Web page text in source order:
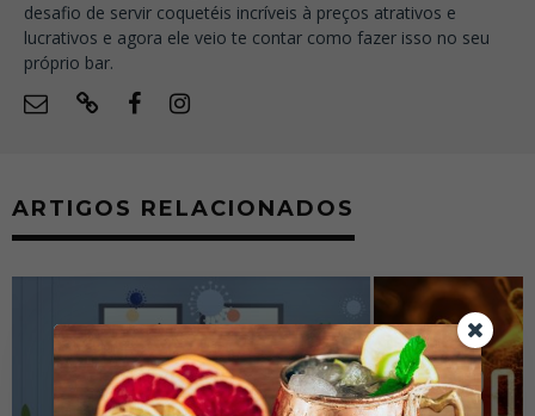
desafio de servir coquetéis incríveis à preços atrativos e
lucrativos e agora ele veio te contar como fazer isso no seu
próprio bar.
ARTIGOS RELACIONADOS